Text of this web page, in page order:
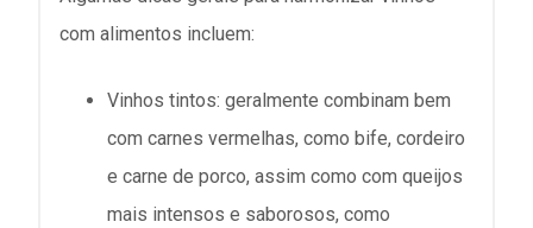
com alimentos incluem:
Vinhos tintos: geralmente combinam bem
com carnes vermelhas, como bife, cordeiro
e carne de porco, assim como com queijos
mais intensos e saborosos, como